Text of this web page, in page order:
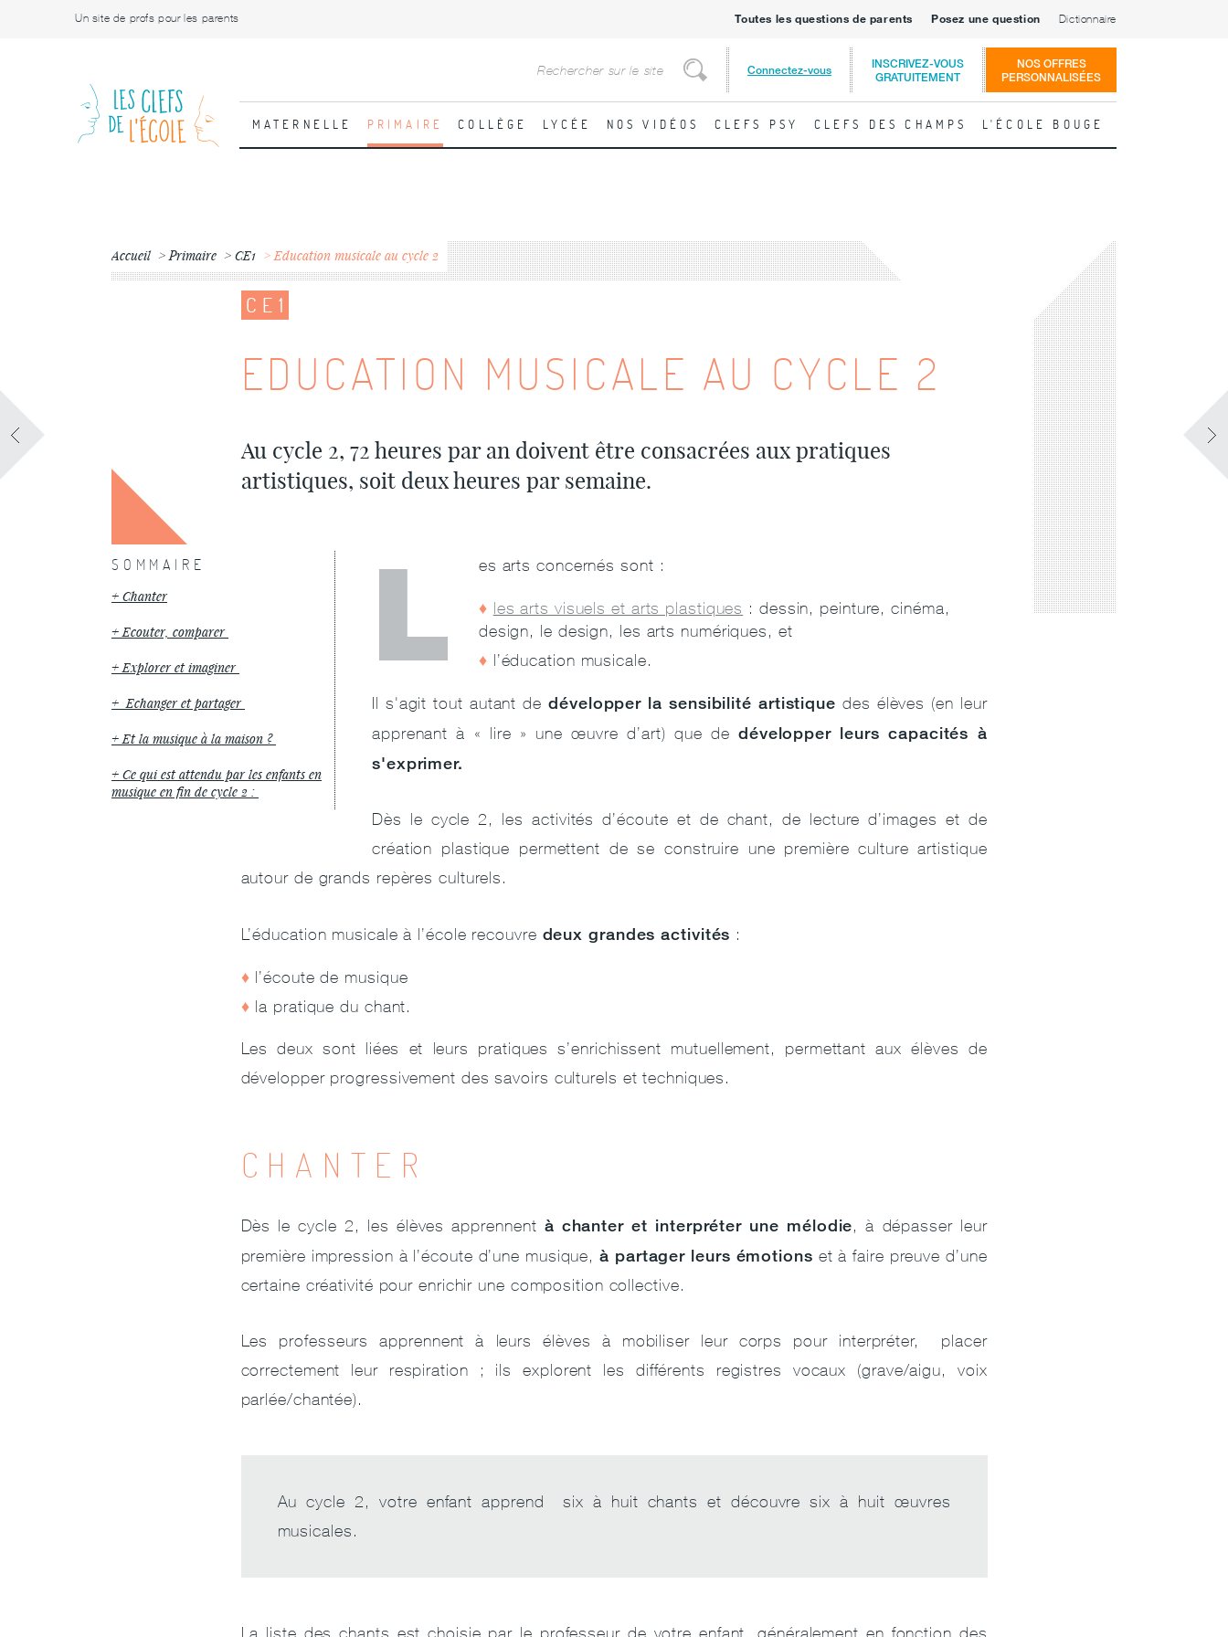
Un site de profs pour les parents Toutes les questions de parents Posez une question Dictionnaire
Rechercher
Connectez-vous
INSCRIVEZ-VOUS
GRATUITEMENT
NOS OFFRES
PERSONNALISÉES
MATERNELLE PRIMAIRE COLLÈGE LYCÉE NOS VIDÉOS CLEFS PSY CLEFS DES CHAMPS L'ÉCOLE BOUGE
Accueil Primaire CE1 Education musicale au cycle 2
CE1
EDUCATION MUSICALE AU CYCLE 2
Au cycle 2, 72 heures par an doivent être consacrées aux pratiques
artistiques, soit deux heures par semaine.
SOMMAIRE
Chanter
Ecouter, comparer
Explorer et imaginer
Echanger et partager
Et la musique à la maison ?
Ce qui est attendu par les enfants en
musique en fin de cycle 2 :
L es arts concernés sont :
les arts visuels et arts plastiques : dessin, peinture, cinéma,
design, le design, les arts numériques, et
l’éducation musicale.
Il s'agit tout autant de développer la sensibilité artistique des élèves (en leur
apprenant à « lire » une œuvre d’art) que de développer leurs capacités à
s'exprimer.
Dès le cycle 2, les activités d’écoute et de chant, de lecture d’images et de
création plastique permettent de se construire une première culture artistique
autour de grands repères culturels.
L’éducation musicale à l’école recouvre deux grandes activités :
l’écoute de musique
la pratique du chant.
Les deux sont liées et leurs pratiques s’enrichissent mutuellement, permettant aux élèves de
développer progressivement des savoirs culturels et techniques.
CHANTER
Dès le cycle 2, les élèves apprennent à chanter et interpréter une mélodie, à dépasser leur
première impression à l’écoute d’une musique,à partager leurs émotions et à faire preuve d’une
certaine créativité pour enrichir une composition collective.
Les professeurs apprennent à leurs élèves à mobiliser leur corps pour interpréter, placer
correctement leur respiration ; ils explorent les différents registres vocaux (grave/aigu, voix
parlée/chantée).
Au cycle 2, votre enfant apprend six à huit chants et découvre six à huit œuvres
musicales.
La liste des chants est choisie par le professeur de votre enfant, généralement en fonction des